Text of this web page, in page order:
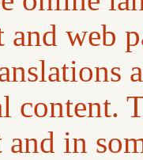
and web
content.
and in